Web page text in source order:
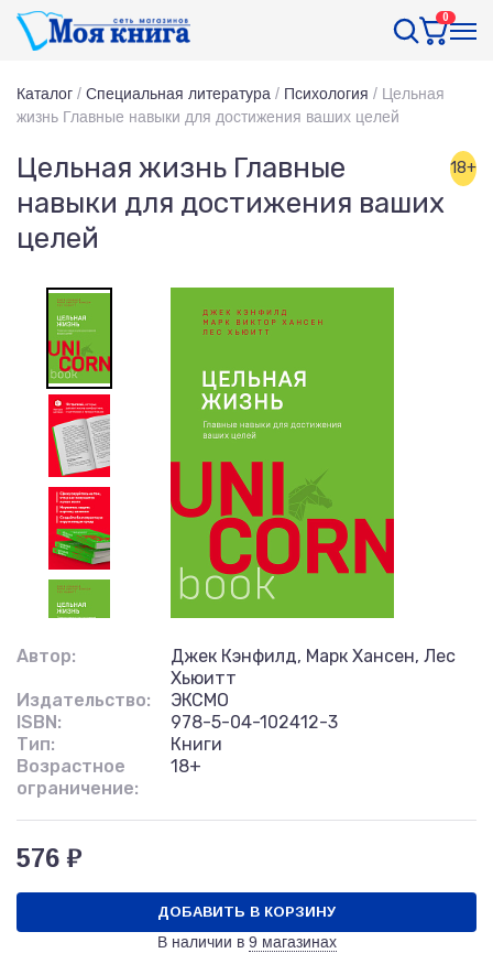
0
Каталог / Специальная литература / Психология / Цельная
жизнь Главные навыки для достижения ваших целей
Цельная жизнь Главные
навыки для достижения ваших
целей
18+
Автор:
Джек Кэнфилд, Марк Хансен, Лес
Хьюитт
Издательство:
ЭКСМО
ISBN:
978-5-04-102412-3
Тип:
Книги
Возрастное
ограничение:
18+
576 ₽
ДОБАВИТЬ В КОРЗИНУ
В наличии в 9 магазинах